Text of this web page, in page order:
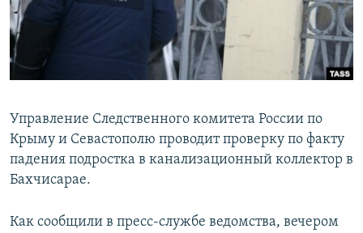
ПРИСОЕДИНЯЙТЕСЬ!
Все сайты RFE/RL
Управление Следственного комитета России по
Крыму и Севастополю проводит проверку по факту
падения подростка в канализационный коллектор в
Бахчисарае.
Как сообщили в пресс-службе ведомства, вечером